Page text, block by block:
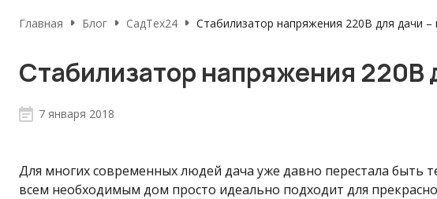
Главная Блог СадТех24 Стабилизатор напряжения 220В для дачи –
Стабилизатор напряжения 220В
7 января 2018
Для многих современных людей дача уже давно перестала
всем необходимым дом просто идеально подходит для